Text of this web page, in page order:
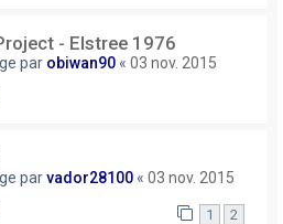
- Elstree 1976
par obiwan90 « 03 nov. 2015
parvador28100 « 03 nov. 2015
1 2